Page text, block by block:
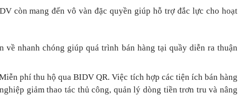
còn mang đến vô vàn đặc quyền giúp hỗ trợ đắc lực cho hoạt
về nhanh chóng giúp quá trình bán hàng tại quầy diễn ra thuận
phí thu hộ qua BIDV QR.Việc tích hợp các tiện ích bán hàng
giảm thao tác thủ công, quản lý dòng tiền trơn tru và nâng